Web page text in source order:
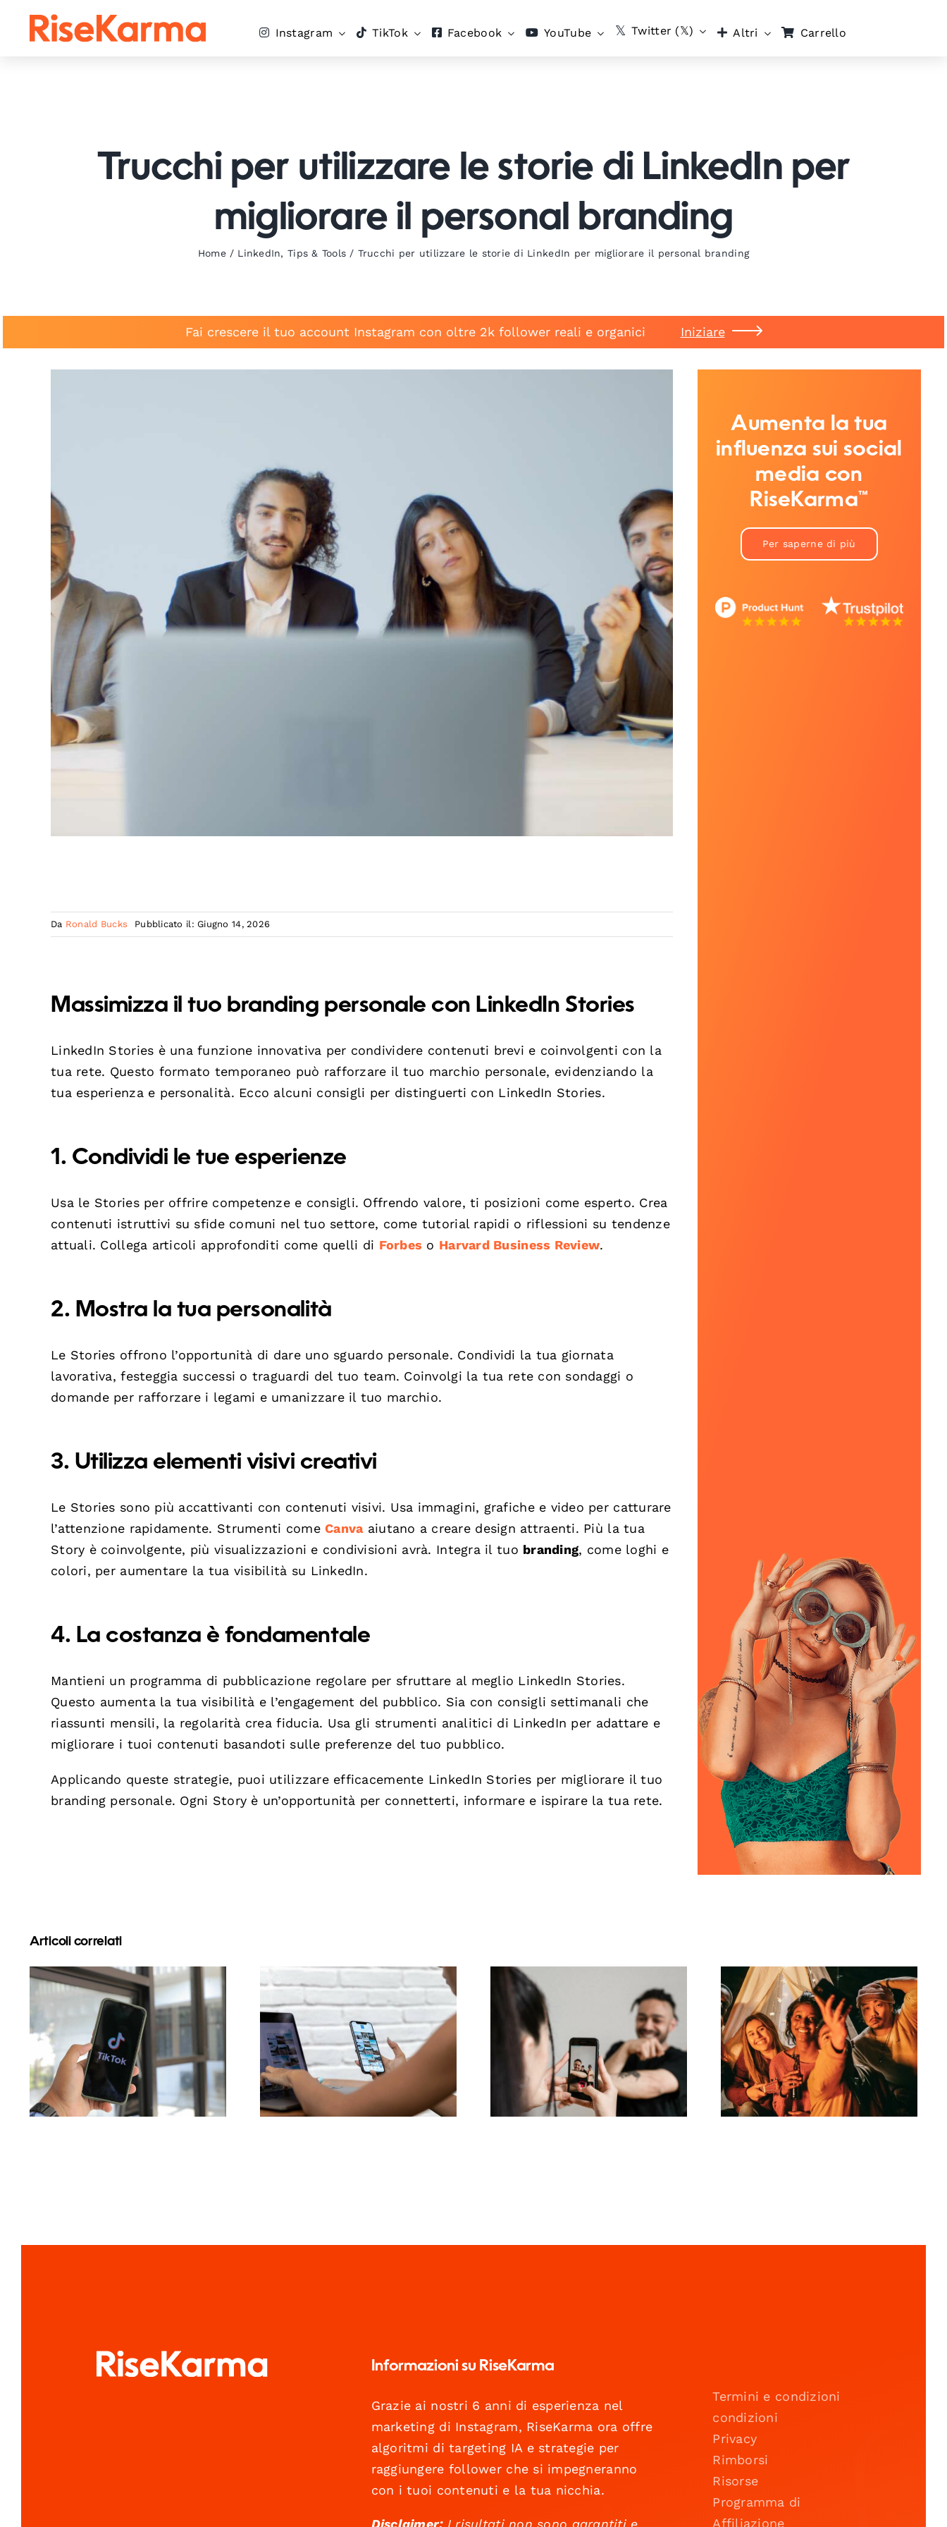
Instagram TikTok Facebook YouTube Twitter (𝕏) Altri Carrello
Trucchi per utilizzare le storie di LinkedIn per
migliorare il personal branding
Home / LinkedIn, Tips & Tools / Trucchi per utilizzare le storie di LinkedIn per migliorare il personal branding
Fai crescere il tuo account Instagram con oltre 2k follower reali e organici Iniziare
Da Ronald Bucks Pubblicato il: Giugno 14, 2026
Massimizza il tuo branding personale con LinkedIn Stories
LinkedIn Stories è una funzione innovativa per condividere contenuti brevi e coinvolgenti con la
tua rete. Questo formato temporaneo può rafforzare il tuo marchio personale, evidenziando la
tua esperienza e personalità. Ecco alcuni consigli per distinguerti con LinkedIn Stories.
1. Condividi le tue esperienze
Usa le Stories per offrire competenze e consigli. Offrendo valore, ti posizioni come esperto. Crea
contenuti istruttivi su sfide comuni nel tuo settore, come tutorial rapidi o riflessioni su tendenze
attuali. Collega articoli approfonditi come quelli di Forbes o Harvard Business Review.
2. Mostra la tua personalità
Le Stories offrono l’opportunità di dare uno sguardo personale. Condividi la tua giornata
lavorativa, festeggia successi o traguardi del tuo team. Coinvolgi la tua rete con sondaggi o
domande per rafforzare i legami e umanizzare il tuo marchio.
3. Utilizza elementi visivi creativi
Le Stories sono più accattivanti con contenuti visivi. Usa immagini, grafiche e video per catturare
l’attenzione rapidamente. Strumenti comeCanvaaiutano a creare design attraenti. Più la tua
Story è coinvolgente, più visualizzazioni e condivisioni avrà. Integra il tuo branding, come loghi e
colori, per aumentare la tua visibilità su LinkedIn.
4. La costanza è fondamentale
Mantieni un programma di pubblicazione regolare per sfruttare al meglio LinkedIn Stories.
Questo aumenta la tua visibilità e l’engagement del pubblico. Sia con consigli settimanali che
riassunti mensili, la regolarità crea fiducia. Usa gli strumenti analitici di LinkedIn per adattare e
migliorare i tuoi contenuti basandoti sulle preferenze del tuo pubblico.
Applicando queste strategie, puoi utilizzare efficacemente LinkedIn Stories per migliorare il tuo
branding personale. Ogni Story è un’opportunità per connetterti, informare e ispirare la tua rete.
Aumenta la tua
influenza sui social
media con
RiseKarma™
Per saperne di più
Articoli correlati
Massimizzare la
portata: Strumenti
efficaci per la
pubblicazione su più
piattaforme nel 2024
Le 3 migliori
piattaforme per
trovare idee di UGC
(Contenuti Generati
dagli Utenti)
Metodi efficaci per
rimuovere commenti
negativi su Facebook
Come creare sfide
virali su TikTok che
coinvolgano il tuo
pubblico?
Informazioni su RiseKarma
Grazie ai nostri 6 anni di esperienza nel
marketing di Instagram, RiseKarma ora offre
algoritmi di targeting IA e strategie per
raggiungere follower che si impegneranno
con i tuoi contenuti e la tua nicchia.
Disclaimer:I risultati non sono garantiti e
Termini e condizioni
condizioni
Privacy
Rimborsi
Risorse
Programma di
Affiliazione